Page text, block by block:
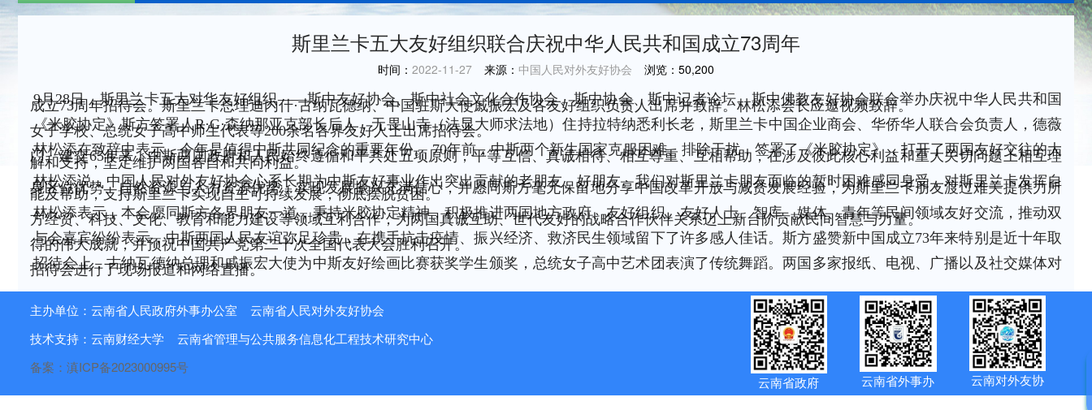
斯里兰卡五大友好组织联合庆祝中华人民共和国成立73周年
时间： 2022-11-27 来源： 中国人民对外友好协会 浏览： 50,200
9月28日，斯里兰卡五大对华友好组织——斯中友好协会、斯中社会文化合作协会、斯中协会、斯中记者论坛、斯中佛教友好协会联合举办庆祝中华人民共和国
成立73周年招待会。斯里兰卡总理迪内什·古纳瓦德纳、中国驻斯大使戚振宏及各友好组织负责人出席并致辞。林松添会长应邀视频致辞。
《米胶协定》斯方签署人R·G·森纳那亚克部长后人，无畏山寺（法显大师求法地）住持拉特纳悉利长老，斯里兰卡中国企业商会、华侨华人联合会负责人，德薇
女子学校、总统女子高中师生代表等200余名各界友好人士出席招待会。
林松添在致辞中表示，今年是值得中斯共同纪念的重要年份。 70年前，中斯两个新生国家克服困难、排除干扰，签署了《米胶协定》，打开了两国友好交往的大
门。建交65年来，中斯两国政府和人民始终遵循和平共处五项原则，平等互信、真诚相待、相互尊重、互相帮助，在涉及彼此核心利益和重大关切问题上相互理
解和支持，坚定维护两国各自和共同利益。
林松添说，中国人民对外友好协会心系长期为中斯友好事业作出突出贡献的老朋友、好朋友。我们对斯里兰卡朋友面临的暂时困难感同身受，对斯里兰卡发挥自
身区位优势、自然资源与人力资源优势，实现发展振兴充满信心，并愿同斯方毫无保留地分享中国改革开放与减贫发展经验，为斯里兰卡朋友渡过难关提供力所
能及帮助，支持斯里兰卡实现自主可持续发展，彻底摆脱贫困。
林松添表示，本会愿同斯方各界朋友一道，秉持米胶协定精神，积极推进两国地方政府、友好组织、友好人士、智库、媒体、青年等民间领域友好交流，推动双
方经贸、科技、文化、教育和能力建设等领域互利合作，为两国真诚互助、世代友好的战略合作伙伴关系迈上新台阶贡献民间智慧与力量。
与会嘉宾纷纷表示，中斯两国人民友谊弥足珍贵，在携手抗击疫情、振兴经济、救济民生领域留下了许多感人佳话。斯方盛赞新中国成立73年来特别是近十年取
得的伟大成就，并预祝中国共产党第二十次全国代表大会胜利召开。
招待会上，古纳瓦德纳总理和戚振宏大使为中斯友好绘画比赛获奖学生颁奖，总统女子高中艺术团表演了传统舞蹈。两国多家报纸、电视、广播以及社交媒体对
招待会进行了现场报道和网络直播。
主办单位：云南省人民政府外事办公室 云南省人民对外友好协会
技术支持：云南财经大学 云南省管理与公共服务信息化工程技术研究中心
备案：滇ICP备2023000995号
云南省政府
云南省外事办 云南对外友协